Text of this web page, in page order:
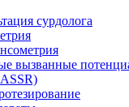
сурдолога
вызванные